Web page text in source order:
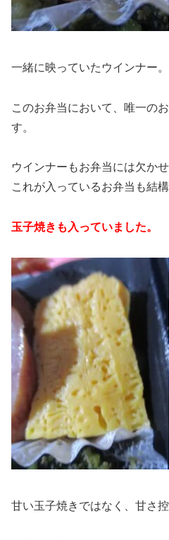
一緒に映っていたウインナー。
このお弁当において、唯一の
す。
ウインナーもお弁当には欠か
これが入っているお弁当も結
玉子焼きも入っていました。
甘い玉子焼きではなく、甘さ控